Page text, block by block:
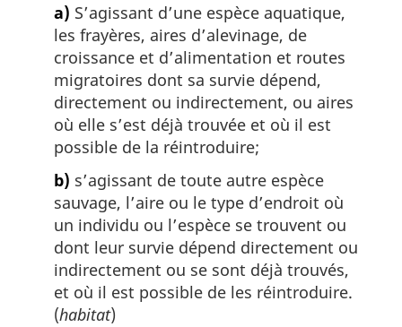
a) S’agissant d’une espèce aquatique,
les frayères, aires d’alevinage, de
croissance et d’alimentation et routes
migratoires dont sa survie dépend,
directement ou indirectement, ou aires
où elle s’est déjà trouvée et où il est
possible de la réintroduire;
b) s’agissant de toute autre espèce
sauvage, l’aire ou le type d’endroit où
un individu ou l’espèce se trouvent ou
dont leur survie dépend directement ou
indirectement ou se sont déjà trouvés,
et où il est possible de les réintroduire.
(habitat)